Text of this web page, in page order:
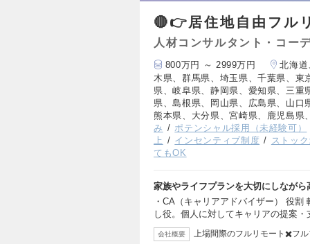
🔴👉居住地自由フル
人材コンサルタント・コー
800万円 ～ 2999万円
北海
木県、群馬県、埼玉県、千葉県、
県、岐阜県、静岡県、愛知県、三重
県、島根県、岡山県、広島県、山口
熊本県、大分県、宮崎県、鹿児島県
み
ポテンシャル採用（未経験可）
上
インセンティブ制度 ストッ
てもOK
家族やライフプランを大切にしながら
・CA（キャリアアドバイザー） 役
し役。個人に対してキャリアの提案
会社概要 上場間際のフルリモート✖️フ